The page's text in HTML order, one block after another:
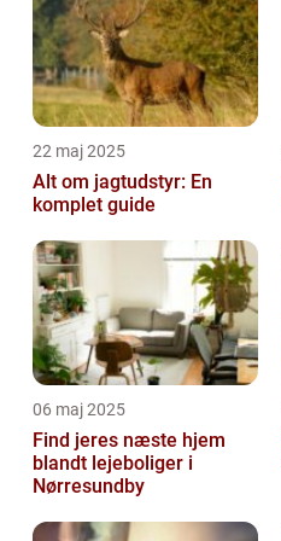
22 maj 2025
Alt om jagtudstyr: En
komplet guide
06 maj 2025
Find jeres næste hjem
blandt lejeboliger i
Nørresundby